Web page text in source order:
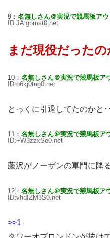
9： 名無しさん＠実況で競馬板アウ
ID:JAlgpmst0.net
まだ現役だったの
10： 名無しさん＠実況で競馬板ア
ID:o6kj0tug0.net
とっくに引退してたのかと･
11： 名無しさん＠実況で競馬板ア
ID:+W3zzxSe0.net
藤沢がノーザンの軍門に降
12： 名無しさん＠実況で競馬板ア
ID:vhdIZM3S0.net
>>1
タワーオブロンドンが抜け